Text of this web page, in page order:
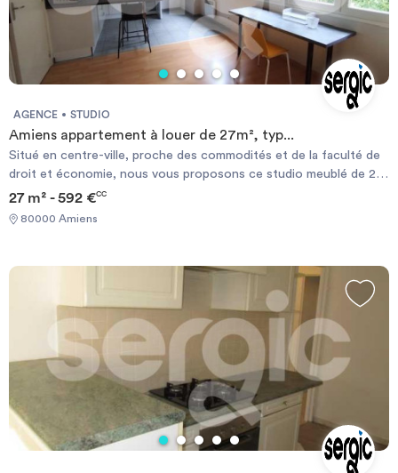
AGENCE STUDIO
Amiens appartement à louer de 27m², typ...
Situé en centre-ville, proche des commodités et de la faculté de
droit et économie, nous vous proposons ce studio meublé de 27
m² comprenant une pièce de vie avec coin cuisine, une salle de
bains avec WC. Le chauffage est individuel électrique. Disponible
informations sur les risques auxquels ce bien est exposé sont
disponibles sur le site Géorisque : https://www.georisques.gouv.fr
27 m² - 592 €CC
80000 Amiens